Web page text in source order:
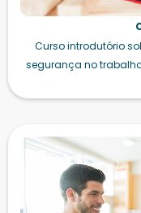
Curso introdutório
segurança no